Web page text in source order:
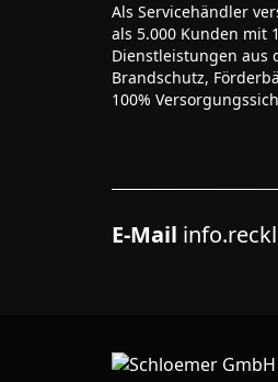
Als Servicehändler
als 5.000 Kunden mit
Dienstleistungen aus
Brandschutz,
100%
E-Mail